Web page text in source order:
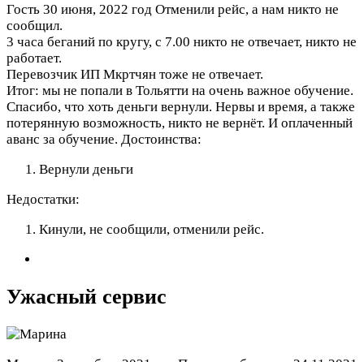
Гость 30 июня, 2022 год Отменили рейс, а нам никто не
сообщил.
3 часа беганий по кругу, с 7.00 никто не отвечает, никто не
работает.
Перевозчик ИП Мкртчян тоже не отвечает.
Итог: мы не попали в Тольятти на очень важное обучение.
Спасибо, что хоть деньги вернули. Нервы и время, а также
потерянную возможность, никто не вернёт. И оплаченный
аванс за обучение. Достоинства:
Вернули деньги
Недостатки:
Кинули, не сообщили, отменили рейс.
Ужасный сервис